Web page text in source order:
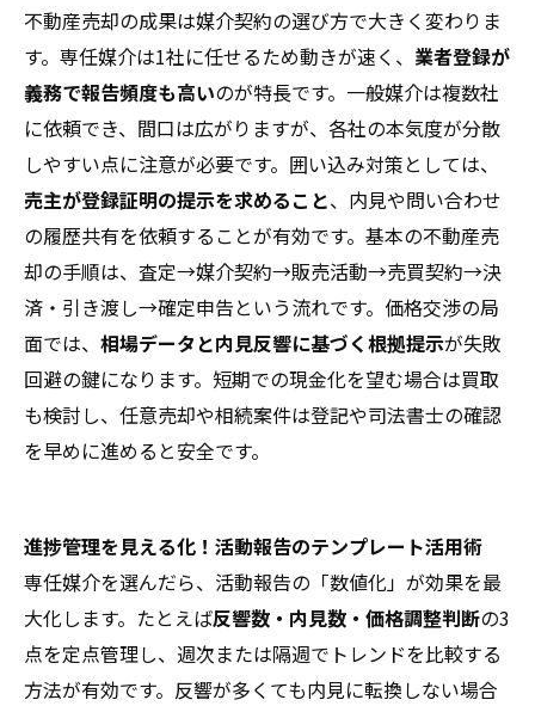
不動産売却の成果は媒介契約の選び方で大きく変わりま
す。専任媒介は1社に任せるため動きが速く、 業者登録が
義務で報告頻度も高いのが特長です。一般媒介は複数社
に依頼でき、間口は広がりますが、各社の本気度が分散
しやすい点に注意が必要です。囲い込み対策としては、
売主が登録証明の提示を求めること、内見や問い合わせ
の履歴共有を依頼することが有効です。基本の不動産売
却の手順は、査定→媒介契約→販売活動→売買契約→決
済・引き渡し→確定申告という流れです。価格交渉の局
面では、 相場データと内見反響に基づく根拠提示が失敗
回避の鍵になります。短期での現金化を望む場合は買取
も検討し、任意売却や相続案件は登記や司法書士の確認
を早めに進めると安全です。
進捗管理を見える化！活動報告のテンプレート活用術
専任媒介を選んだら、活動報告の「数値化」が効果を最
大化します。たとえば反響数・内見数・価格調整判断の3
点を定点管理し、週次または隔週でトレンドを比較する
方法が有効です。反響が多くても内見に転換しない場合